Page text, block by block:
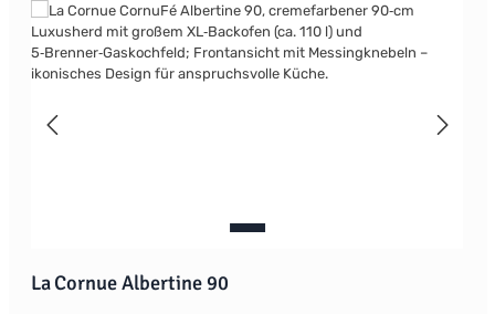
Bildergalerie überspringen
La Cornue Albertine 90